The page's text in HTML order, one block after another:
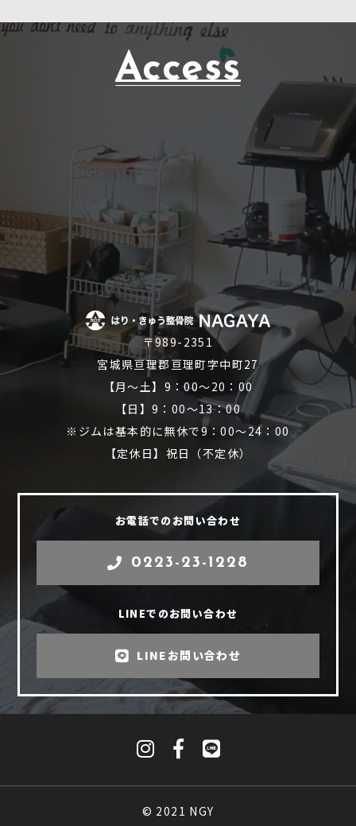
Access
〒989-2351
宮城県亘理郡亘理町字中町27
【月～土】9：00～20：00
【日】9：00～13：00
※ジムは基本的に無休で9：00～24：00
【定休日】祝日（不定休）
お電話でのお問い合わせ
0223-23-1228
LINEでのお問い合わせ
LINEお問い合わせ
© 2021 NGY